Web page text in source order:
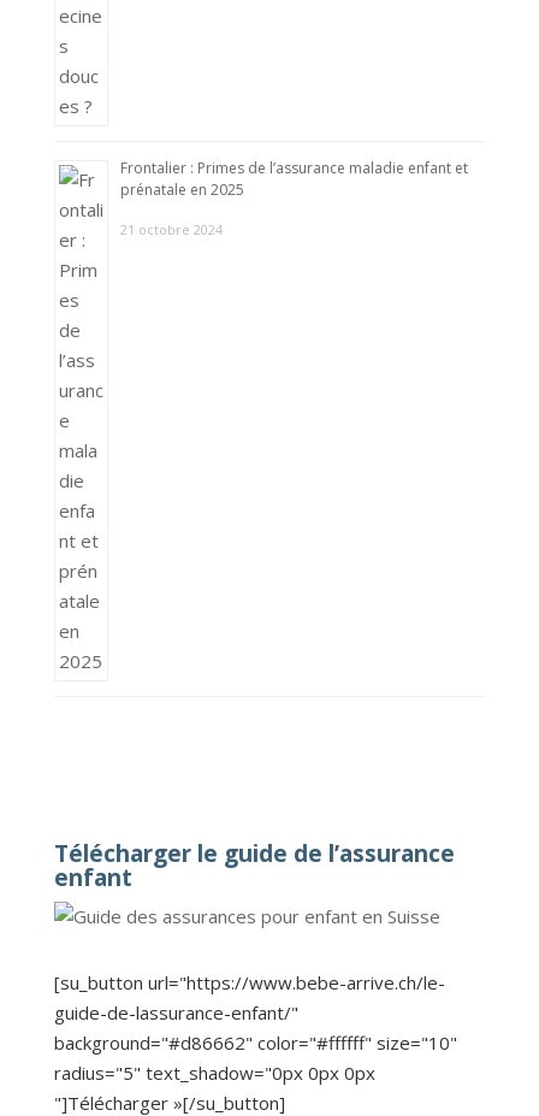
Frontalier : Primes de l’assurance maladie enfant et
prénatale en 2025
21 octobre 2024
Télécharger le guide de l’assurance
enfant
[su_button url="https://www.bebe-arrive.ch/le-
guide-de-lassurance-enfant/"
background="#d86662" color="#ffffff" size="10"
radius="5" text_shadow="0px 0px 0px
"]Télécharger »[/su_button]